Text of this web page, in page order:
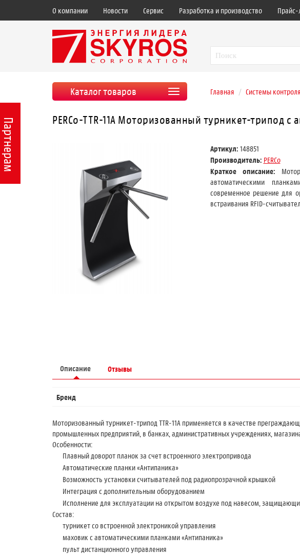
О компании Новости Сервис Разработка и производство Прайс-
Каталог товаров Главная Системы
PERCo-TTR-11А Моторизованный турникет-трипод
Артикул: 148851
Производитель: PERCo
Краткое описание:
автоматическими
современное решение для
встраивания RFID-
Описание Отзывы
Бренд
Моторизованный турникет-трипод TTR-11A применяется в качестве
промышленных предприятий, в банках, административных учреждениях,
Особенности:
Плавный доворот планок за счет встроенного электропривода
Автоматические планки «Антипаника»
Возможность установки считывателей под радиопрозрачной крышкой
Интеграция с дополнительным оборудованием
Исполнение для эксплуатации на открытом воздухе под навесом,
Состав:
турникет со встроенной электроникой управления
маховик с автоматическими планками «Антипаника»
пульт дистанционного управления
Партнерам